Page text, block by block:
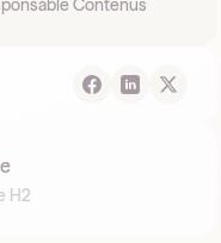
Contenus
H2